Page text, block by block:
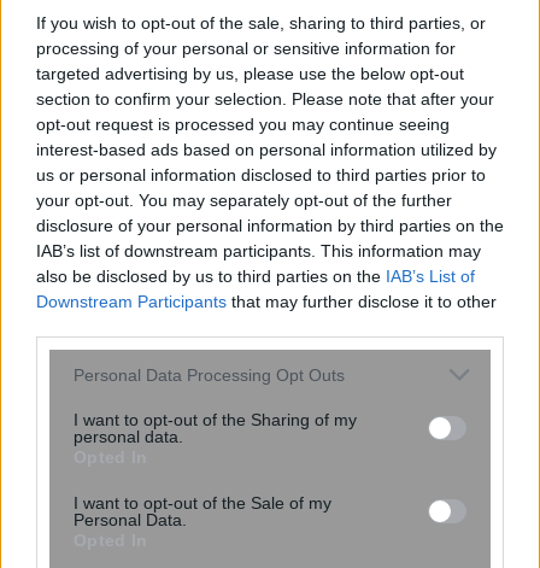
If you wish to opt-out of the sale, sharing to third parties, or
processing of your personal or sensitive information for
targeted advertising by us, please use the below opt-out
section to confirm your selection. Please note that after your
opt-out request is processed you may continue seeing
interest-based ads based on personal information utilized by
us or personal information disclosed to third parties prior to
your opt-out. You may separately opt-out of the further
disclosure of your personal information by third parties on the
IAB’s list of downstream participants. This information may
also be disclosed by us to third parties on the IAB’s List of
Downstream Participants that may further disclose it to other
Please note that this website/app uses one or more Google
not limited to your visit or usage behaviour. You may click to
grant or deny consent to Google and its third-party tags to
consent section.
Personal Data Processing Opt Outs
I want to opt-out of the Sharing of my
personal data.
I want to opt-out of the Sale of my
Personal Data.
Φωτιά σε εγκαταλελειμμένο κτίριο
στην Αθήνα – Απεγκλωβίστηκε ένα
άτομο